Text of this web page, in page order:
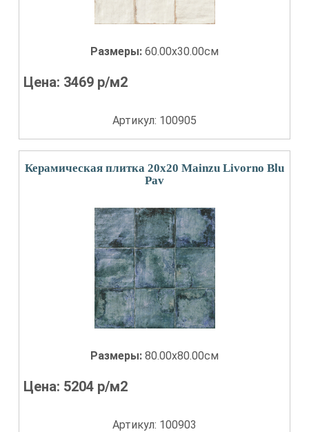
Размеры: 60.00x30.00см
Цена: 3469 р/м2
Артикул: 100905
Керамическая плитка 20x20 Mainzu Livorno Blu
Pav
Размеры: 80.00x80.00см
Цена: 5204 р/м2
Артикул: 100903